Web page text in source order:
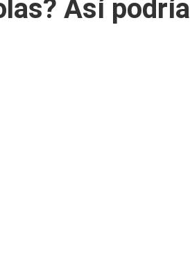
Así podría